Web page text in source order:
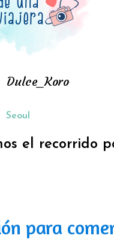
Dulce_Koro
Seoul
el recorrido
para